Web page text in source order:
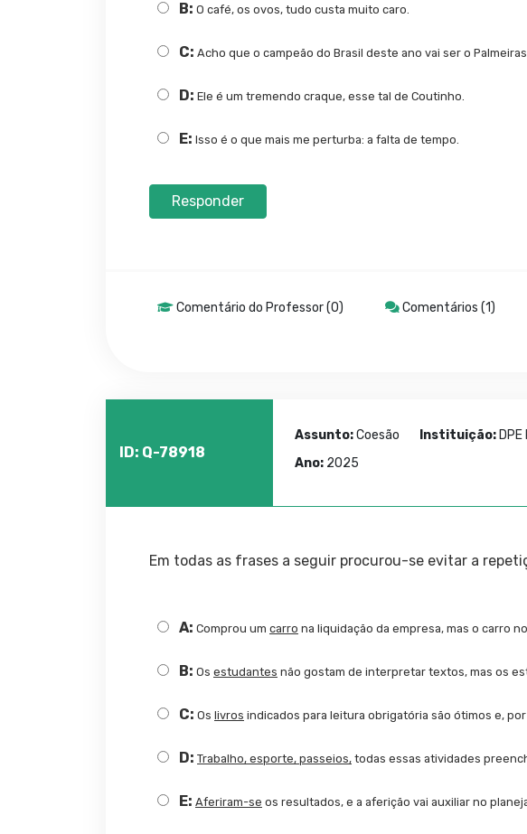
B: O café, os ovos, tudo custa muito caro.
C: Acho que o campeão do Brasil deste ano vai ser o
D: Ele é um tremendo craque, esse tal de Coutinho.
E: Isso é o que mais me perturba: a falta de tempo.
Responder
Comentário do Professor (0) Comentários (1)
ID: Q-78918
Assunto:Coesão Instituição: DPE
Ano: 2025
Em todas as frases a seguir procurou-se evitar a
A: Comprou um carro na liquidação da empresa, mas o carro
B: Os estudantes não gostam de interpretar textos, mas os
C: Os livros indicados para leitura obrigatória são ótimos e,
D: Trabalho, esporte, passeios, todas essas atividades
E: Aferiram-se os resultados, e a aferição vai auxiliar no